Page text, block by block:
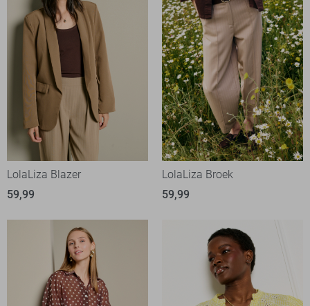
LolaLiza Blazer
59,99
LolaLiza Broek
59,99